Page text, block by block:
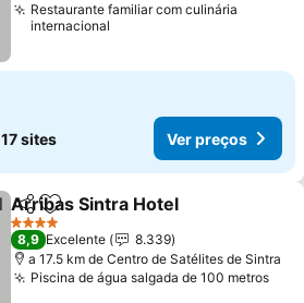
Restaurante familiar com culinária
internacional
17 sites Ver preços
PartilharAdicionar aos favoritos
Arribas Sintra Hotel
4 Estrelas
8,9 Excelente
8.339
a 17.5 km de Centro de Satélites de Sintra
Piscina de água salgada de 100 metros